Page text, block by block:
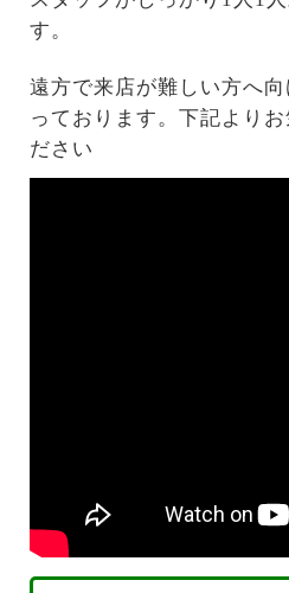
す。
遠方で来店が難しい方へ
っております。下記より
ださい